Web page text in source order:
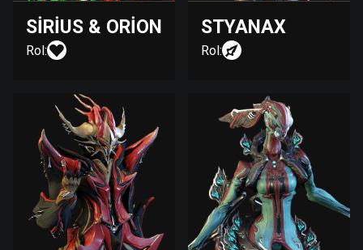
SIRIUS & ORION
Rol:
STYANAX
Rol: